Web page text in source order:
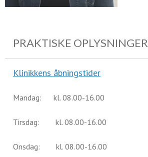
PRAKTISKE OPLYSNINGER
Klinikkens åbningstider
Mandag: kl. 08.00-16.00
Tirsdag: kl. 08.00-16.00
Onsdag: kl. 08.00-16.00